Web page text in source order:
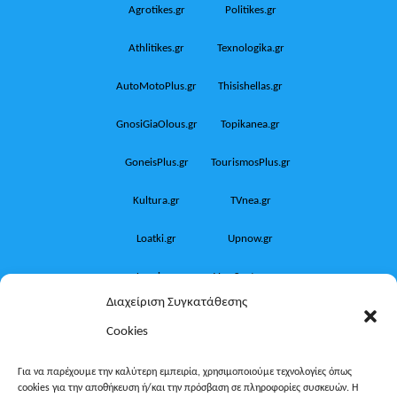
Διαχείριση Συγκατάθεσης
Cookies
Για να παρέχουμε την καλύτερη εμπειρία, χρησιμοποιούμε τεχνολογίες όπως
cookies για την αποθήκευση ή/και την πρόσβαση σε πληροφορίες συσκευών. Η
Agrotikes.gr Politikes.gr
Athlitikes.gr Texnologika.gr
AutoMotoPlus.gr Thisishellas.gr
GnosiGiaOlous.gr Topikanea.gr
GoneisPlus.gr TourismosPlus.gr
Kultura.gr TVnea.gr
Loatki.gr Upnow.gr
Loveis.gr VresSyntages.gr
Oikotropia.gr ZoumeSpiti.gr